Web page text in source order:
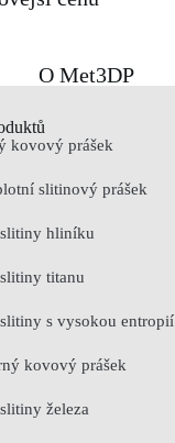
O Met3DP
kovový prášek
slitinový prášek
slitiny hliníku
titanu
slitiny s vysokou entropií
kovový prášek
železa